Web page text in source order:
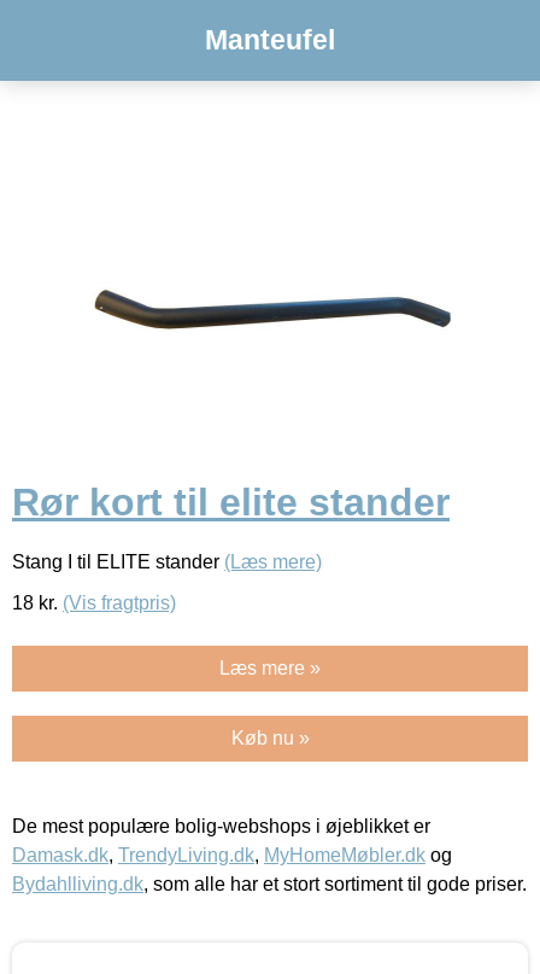
Manteufel
Rør kort til elite stander
Stang I til ELITE stander (Læs mere)
18 kr. (Vis fragtpris)
Læs mere »
Køb nu »
De mest populære bolig-webshops i øjeblikket er
Damask.dk, TrendyLiving.dk, MyHomeMøbler.dk og
Bydahlliving.dk, som alle har et stort sortiment til gode priser.